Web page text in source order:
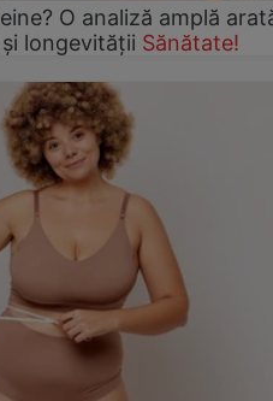
O analiză amplă
longevității Sănătate!